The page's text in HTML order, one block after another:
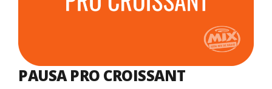
PAUSA PRO CROISSANT